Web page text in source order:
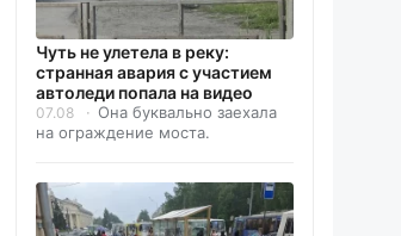
Чуть не улетела в реку:
странная авария с участием
автоледи попала на видео
07.08
Она буквально заехала
на ограждение моста.